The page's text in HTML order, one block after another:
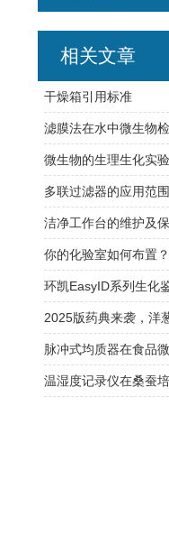
相关文章
干燥箱引用标准
滤膜法在水中微生物
微生物的生理生化实
多联过滤器的应用范
洁净工作台的维护及
你的化验室如何布置？
环凯EasyID系列生化
温湿度记录仪在桑蚕